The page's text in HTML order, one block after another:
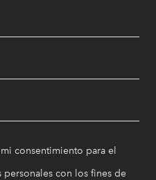
consentimiento para el
con los fines de